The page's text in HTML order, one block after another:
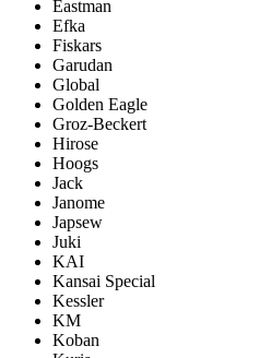
Eastman
Efka
Fiskars
Garudan
Global
Golden Eagle
Groz-Beckert
Hirose
Hoogs
Jack
Janome
Japsew
Juki
KAI
Kansai Special
Kessler
KM
Koban